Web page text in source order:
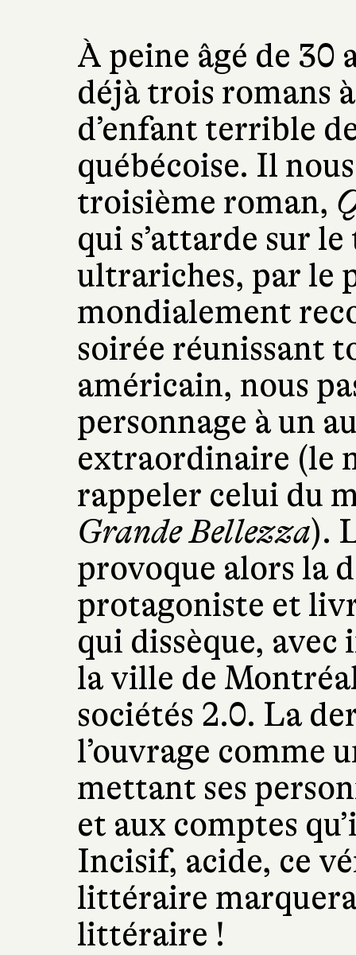
À peine âgé de 30
déjà trois romans
d’enfant terrible
québécoise. Il
troisième roman,
qui s’attarde sur
ultrariches, par le
mondialement
soirée réunissant
américain, nous
personnage à un
extraordinaire (le
rappeler celui du
Grande Bellezza).
provoque alors la
protagoniste et
qui dissèque,
la ville de Montréal
sociétés 2.0. La
l’ouvrage comme
mettant ses
et aux comptes
Incisif, acide, ce
littéraire
littéraire !